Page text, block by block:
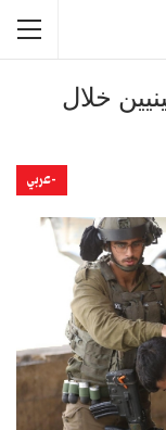
خلال
-عربي